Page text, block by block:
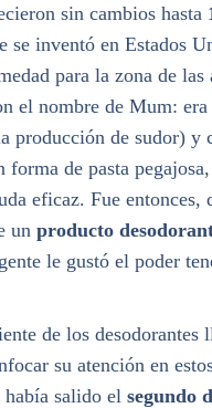
sin cambios hasta
se inventó en Estados
para la zona de las
el nombre de Mum: era
producción de sudor) y
forma de pasta
eficaz. Fue entonces,
un producto
le gustó el poder
de los desodorantes
su atención en
había salido el segundo